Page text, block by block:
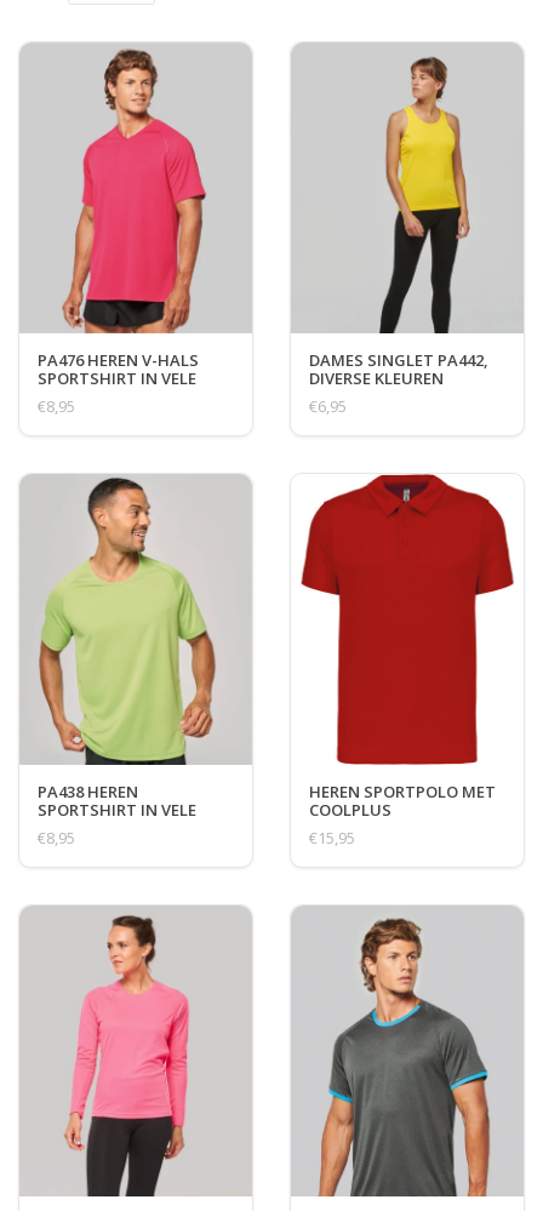
PA476 HEREN V-HALS
SPORTSHIRT IN VELE
KLEUREN
€8,95
DAMES SINGLET PA442,
DIVERSE KLEUREN
€6,95
PA438 HEREN
SPORTSHIRT IN VELE
KLEUREN
€8,95
HEREN SPORTPOLO MET
COOLPLUS
€15,95